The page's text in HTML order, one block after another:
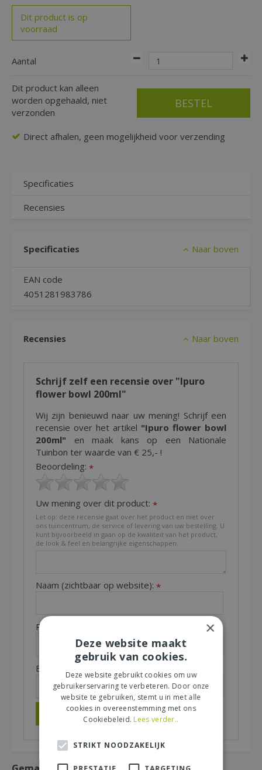
Dit product is op
voorraad
Aantal
Dit product kan alleen
worden opgehaald, niet
verzonden
Direct afhalen, geen mogelijkheid voor verzending
Specificaties
Recensies
Specificaties Naar boven
EAN code
4051281983786
Recensies Naar boven
Schrijf zelf een recensie over "Ipuro
flower bowl 200ml"
Wij zijn benieuwd naar uw mening! Schrijf een
recensie over het artikel "Ipuro flower bowl
200ml" en maak kans op een Nationale
Tuinbon ter waarde van € 25,- !
Beoordeling: *
Uw mening over dit product: *
Let op: deze recensie gaat over het product en niet over
ons tuincentrum, de service of levering van uw bestelling. U
kunt bijvoorbeeld in gaan op de kwaliteit van het product,
de look & feel en belangrijke eigenschappen.
Naam (zichtbaar op website): *
Plaats (zichtbaar op website):
E-mailadres (niet zichtbaar):
×
Deze website maakt
gebruik van cookies.
Deze website gebruikt cookies om uw
gebruikerservaring te verbeteren. Door onze
website te gebruiken, stemt u in met alle
cookies in overeenstemming met ons
Cookiebeleid. Lees verder..
STRIKT NOODZAKELIJK